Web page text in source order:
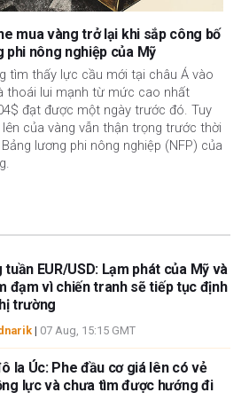
mua vàng trở lại khi sắp công bố
phi nông nghiệp của Mỹ
tìm thấy lực cầu mới tại châu Á vào
thoái lui mạnh từ mức cao nhất
đạt được một ngày trước đó. Tuy
của vàng vẫn thận trọng trước thời
lương phi nông nghiệp (NFP) của
tuần EUR/USD: Lạm phát của Mỹ và
đạm vì chiến tranh sẽ tiếp tục định
trường
| 07 Aug, 15:15 GMT
la Úc: Phe đầu cơ giá lên có vẻ
lực và chưa tìm được hướng đi